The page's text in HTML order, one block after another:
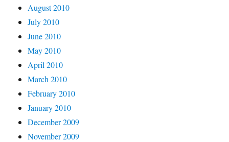
August 2010
July 2010
June 2010
May 2010
April 2010
March 2010
February 2010
January 2010
December 2009
November 2009